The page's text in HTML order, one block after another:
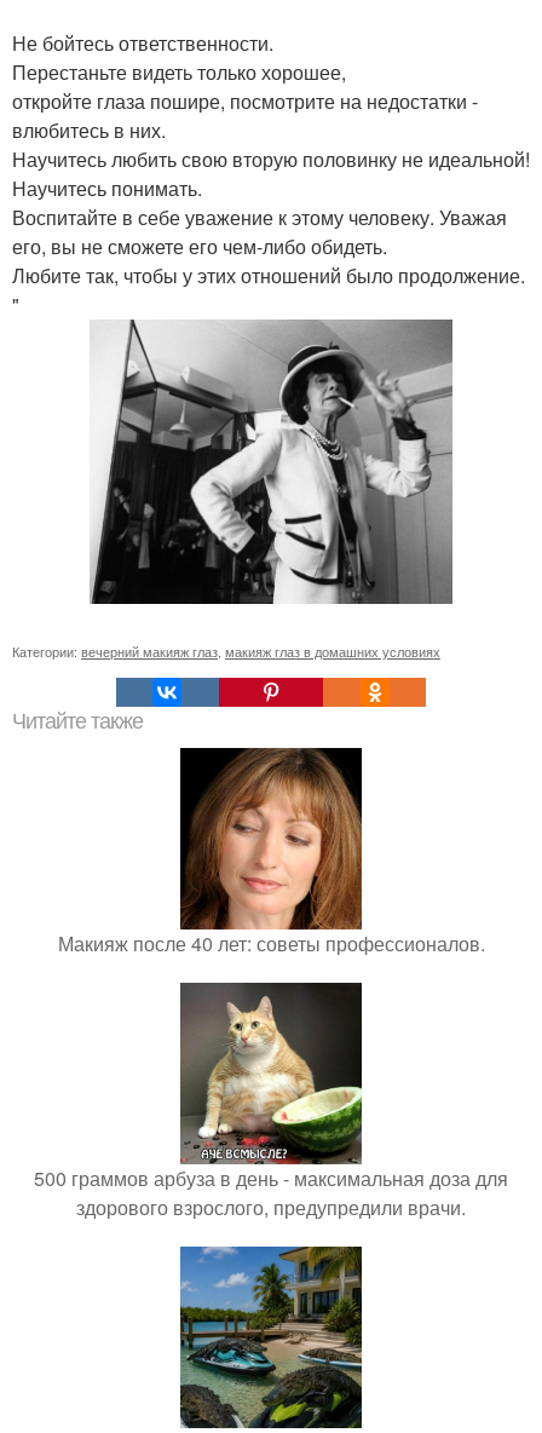
Не бойтесь ответственности.
Перестаньте видеть только хорошее,
откройте глаза пошире, посмотрите на недостатки -
влюбитесь в них.
Научитесь любить свою вторую половинку не идеальной!
Научитесь понимать.
Воспитайте в себе уважение к этому человеку. Уважая
его, вы не сможете его чем-либо обидеть.
Любите так, чтобы у этих отношений было продолжение.
"
Категории: вечерний макияж глаз, макияж глаз в домашних условиях
Читайте также
Макияж после 40 лет: советы профессионалов.
500 граммов арбуза в день - максимальная доза для
здорового взрослого, предупредили врачи.